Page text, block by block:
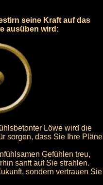
seine Kraft auf das
ausüben wird:
Löwe wird die
sorgen, dass Sie Ihre Pläne
Gefühlen treu,
sanft auf Sie strahlen.
sondern vertrauen Sie